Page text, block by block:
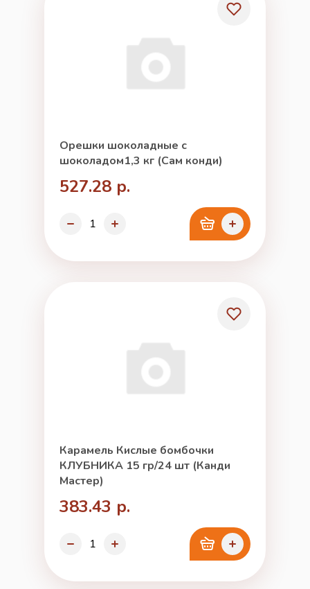
Орешки шоколадные с
шоколадом1,3 кг (Сам конди)
527.28 р.
Карамель Кислые бомбочки
КЛУБНИКА 15 гр/24 шт (Канди
Мастер)
383.43 р.